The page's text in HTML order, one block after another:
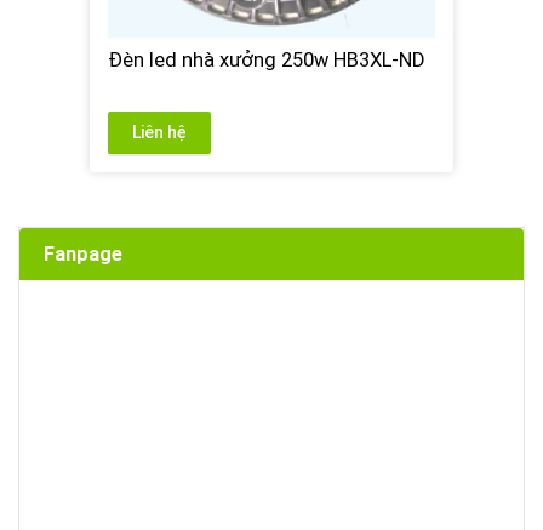
Đèn led nhà xưởng 250w HB3XL-ND
Liên hệ
Fanpage